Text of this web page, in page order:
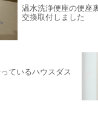
温水洗浄便座の便座
交換取付しました
ているハウスダス